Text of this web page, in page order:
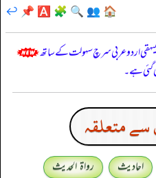
🏠
👥
🔍
🧩
🅰️
📌
↩️
اردو عربی سرچ سہولت کے ساتھ
گئی ہے۔
متعلقہ
احادیث
رواۃ الحدیث